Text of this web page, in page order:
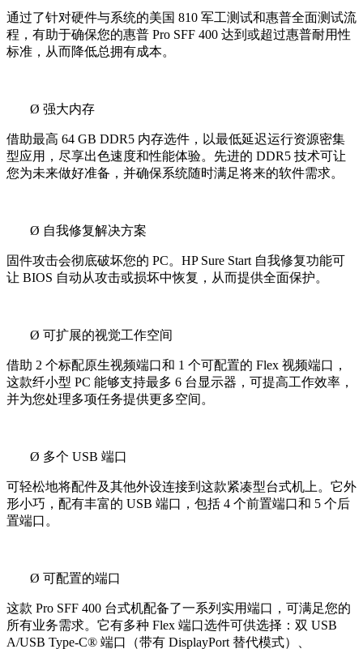
通过了针对硬件与系统的美国 810 军工测试和惠普全面测试流
程，有助于确保您的惠普 Pro SFF 400 达到或超过惠普耐用性
标准，从而降低总拥有成本。
Ø 强大内存
借助最高 64 GB DDR5 内存选件，以最低延迟运行资源密集
型应用，尽享出色速度和性能体验。先进的 DDR5 技术可让
您为未来做好准备，并确保系统随时满足将来的软件需求。
Ø 自我修复解决方案
固件攻击会彻底破坏您的 PC。HP Sure Start 自我修复功能可
让 BIOS 自动从攻击或损坏中恢复，从而提供全面保护。
Ø 可扩展的视觉工作空间
借助 2 个标配原生视频端口和 1 个可配置的 Flex 视频端口，
这款纤小型 PC 能够支持最多 6 台显示器，可提高工作效率，
并为您处理多项任务提供更多空间。
Ø 多个 USB 端口
可轻松地将配件及其他外设连接到这款紧凑型台式机上。它外
形小巧，配有丰富的 USB 端口，包括 4 个前置端口和 5 个后
置端口。
Ø 可配置的端口
这款 Pro SFF 400 台式机配备了一系列实用端口，可满足您的
所有业务需求。它有多种 Flex 端口选件可供选择：双 USB
A/USB Type-C® 端口（带有 DisplayPort 替代模式）、